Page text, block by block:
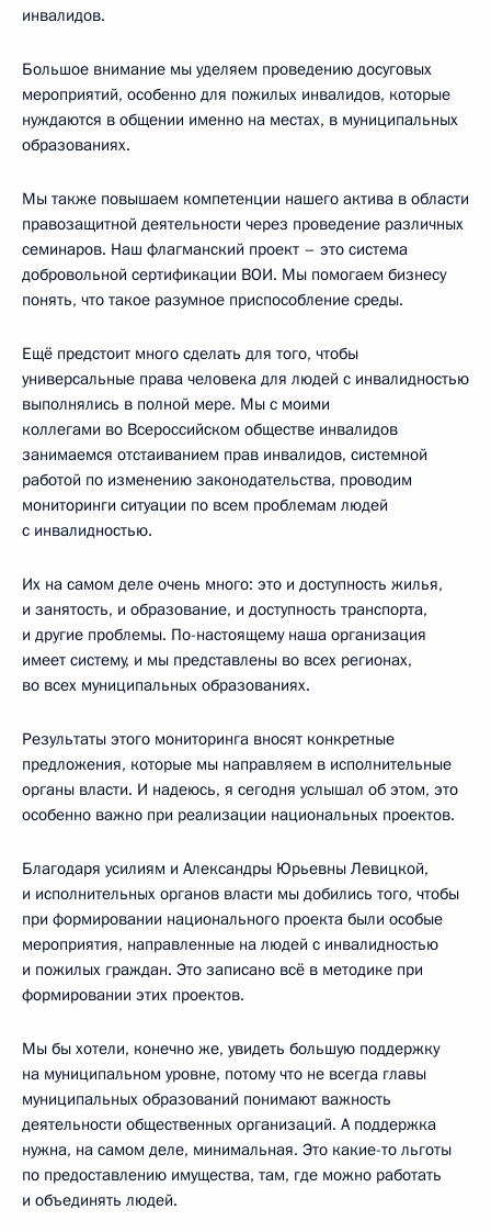
инвалидов.
Большое внимание мы уделяем проведению досуговых
мероприятий, особенно для пожилых инвалидов, которые
нуждаются в общении именно на местах, в муниципальных
образованиях.
Мы также повышаем компетенции нашего актива в области
правозащитной деятельности через проведение различных
семинаров. Наш флагманский проект – это система
добровольной сертификации ВОИ. Мы помогаем бизнесу
понять, что такое разумное приспособление среды.
Ещё предстоит много сделать для того, чтобы
универсальные права человека для людей с инвалидностью
выполнялись в полной мере. Мы с моими
коллегами во Всероссийском обществе инвалидов
занимаемся отстаиванием прав инвалидов, системной
работой по изменению законодательства, проводим
мониторинги ситуации по всем проблемам людей
с инвалидностью.
Их на самом деле очень много: это и доступность жилья,
и занятость, и образование, и доступность транспорта,
и другие проблемы. По-настоящему наша организация
имеет систему, и мы представлены во всех регионах,
во всех муниципальных образованиях.
Результаты этого мониторинга вносят конкретные
предложения, которые мы направляем в исполнительные
органы власти. И надеюсь, я сегодня услышал об этом, это
особенно важно при реализации национальных проектов.
Благодаря усилиям и Александры Юрьевны Левицкой,
и исполнительных органов власти мы добились того, чтобы
при формировании национального проекта были особые
мероприятия, направленные на людей с инвалидностью
и пожилых граждан. Это записано всё в методике при
формировании этих проектов.
Мы бы хотели, конечно же, увидеть большую поддержку
на муниципальном уровне, потому что не всегда главы
муниципальных образований понимают важность
деятельности общественных организаций. А поддержка
нужна, на самом деле, минимальная. Это какие-то льготы
по предоставлению имущества, там, где можно работать
и объединять людей.